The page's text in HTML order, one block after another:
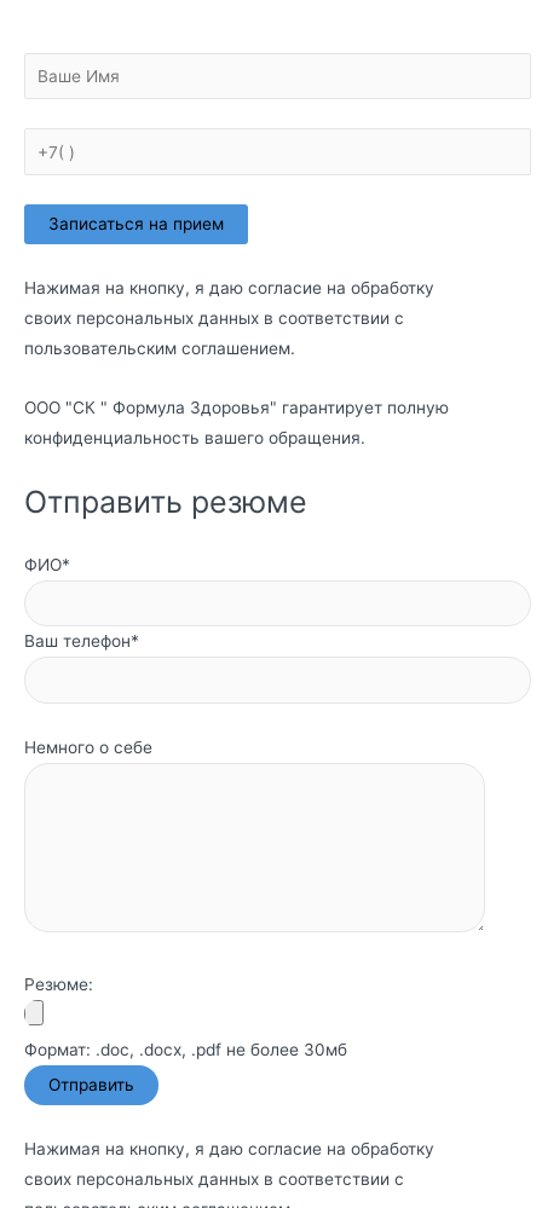
Нажимая на кнопку, я даю согласие на обработку
своих персональных данных в соответствии с
пользовательским соглашением.
ООО "СК " Формула Здоровья" гарантирует полную
конфиденциальность вашего обращения.
Отправить резюме
ФИО*
Ваш телефон*
Немного о себе
Резюме:
Формат: .doc, .docx, .pdf не более 30мб
Нажимая на кнопку, я даю согласие на обработку
своих персональных данных в соответствии с